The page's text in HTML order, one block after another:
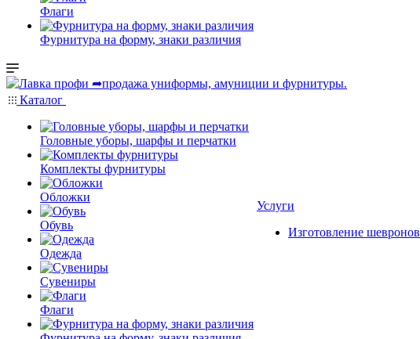
Флаги
Фурнитура на форму, знаки различия
Каталог
Головные уборы, шарфы и перчатки
Комплекты фурнитуры
Обложки
Обувь
Одежда
Сувениры
Флаги
Услуги
Изготовление шевронов